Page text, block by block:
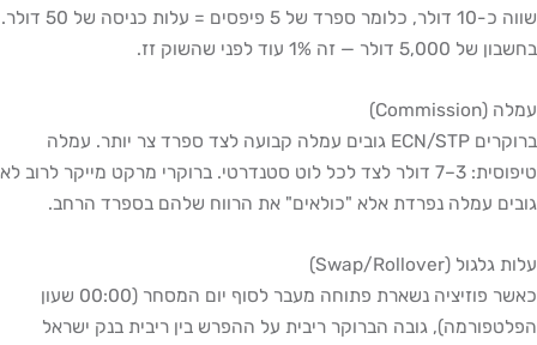
שווה כ-10 דולר, כלומר ספרד של 5 פיפסים = עלות כניסה של 50 דולר.
בחשבון של 5,000 דולר — זה 1% עוד לפני שהשוק זז.
עמלה (Commission)
ברוקרים ECN/STP גובים עמלה קבועה לצד ספרד צר יותר. עמלה
טיפוסית: 3–7 דולר לצד לכל לוט סטנדרטי. ברוקרי מרקט מייקר לרוב לא
גובים עמלה נפרדת אלא "כולאים" את הרווח שלהם בספרד הרחב.
עלות גלגול (Swap/Rollover)
כאשר פוזיציה נשארת פתוחה מעבר לסוף יום המסחר (00:00 שעון
הפלטפורמה), גובה הברוקר ריבית על ההפרש בין ריבית בנק ישראל